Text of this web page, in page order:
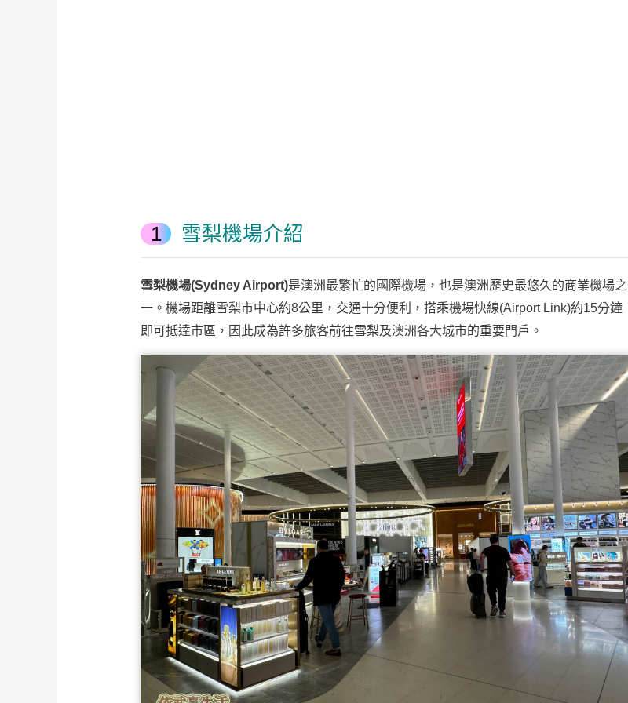
雪梨機場介紹
雪梨機場(Sydney Airport)是澳洲最繁忙的國際機場，也是澳洲歷史最悠久的商業機場之
一。機場距離雪梨市中心約8公里，交通十分便利，搭乘機場快線(Airport Link)約15分鐘
即可抵達市區，因此成為許多旅客前往雪梨及澳洲各大城市的重要門戶。